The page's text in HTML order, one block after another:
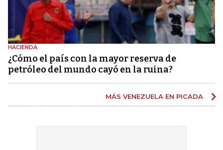
HACIENDA
¿Cómo el país con la mayor reserva de
petróleo del mundo cayó en la ruina?
MÁS VENEZUELA EN PICADA